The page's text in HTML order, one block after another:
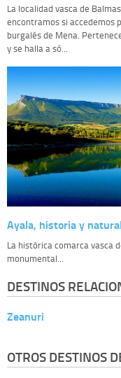
La localidad vasca de
encontramos si accedemos
burgalés de Mena.
y se halla a só...
Ayala, historia y
La histórica comarca vasca
monumental...
DESTINOS
Zeanuri
OTROS DESTINOS